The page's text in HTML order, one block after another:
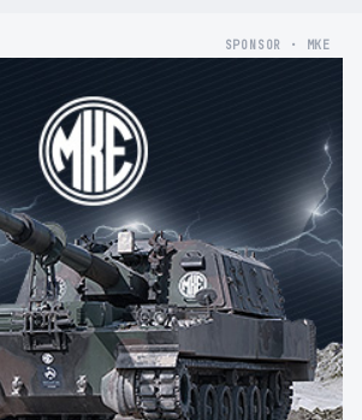
SPONSOR · MKE